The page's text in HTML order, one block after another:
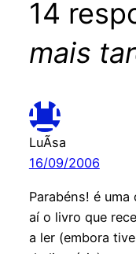
14
mais
LuÃ­sa
16/09/2006
Parabéns! é
aí o livro que
a ler (embora